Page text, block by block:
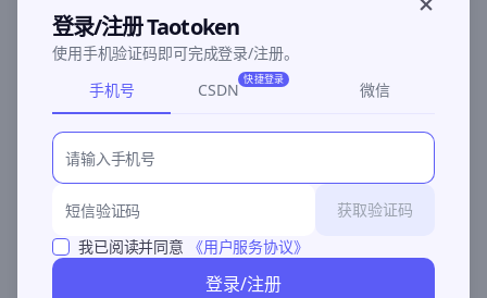
©2026 深圳灵明智码科技有限公司粤ICP备2026096960号-3
登录/注册 Taotoken
使用手机验证码即可完成登录/注册。
手机号
CSDN
快捷登录
微信
获取验证码
我已阅读并同意
《用户服务协议》
登录/注册